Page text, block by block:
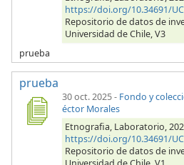
https://doi.org/10.34691/
Repositorio de datos de
Universidad de Chile, V3
prueba
prueba
30 oct. 2025- Fondo y
éctor Morales
Etnografia, Laboratorio,
https://doi.org/10.34691/
Repositorio de datos de